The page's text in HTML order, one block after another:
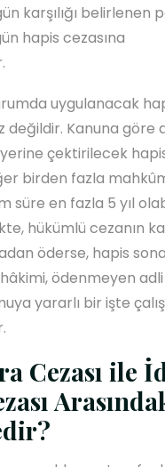
karşılığı belirlenen
hapis cezasına
uygulanacak
değildir. Kanuna göre
çektirilecek hapis
birden fazla
süre en fazla 5 yıl
hükümlü cezanın
öderse, hapis
ödenmeyen
yararlı bir işte
Cezası ile